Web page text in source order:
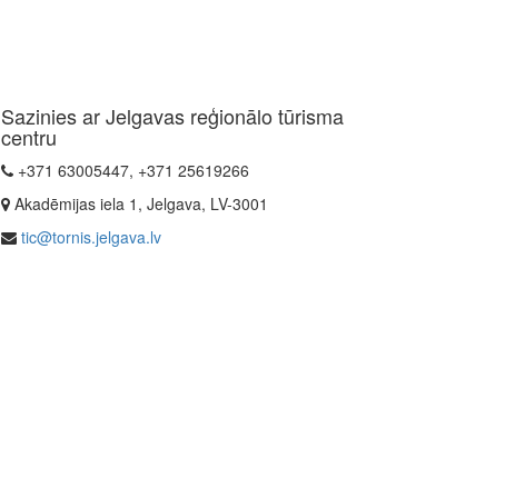
Sazinies ar Jelgavas reģionālo tūrisma
centru
+371 63005447, +371 25619266
Akadēmijas iela 1, Jelgava, LV-3001
tic@tornis.jelgava.lv